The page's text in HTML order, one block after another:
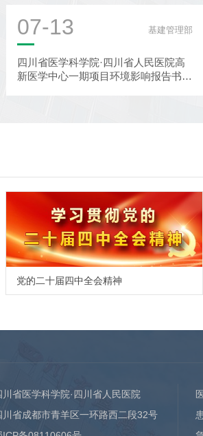
07-13 基建管理部
四川省医学科学院·四川省人民医院高
新医学中心一期项目环境影响报告书报
党的二十届四中全会精神
川省医学科学院·四川省人民医院
川省成都市青羊区一环路西二段32号